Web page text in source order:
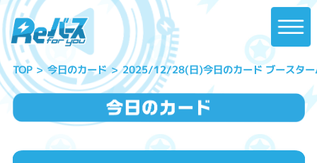
TOP 今日のカード 2025/12/28(日)今日のカード ブースター